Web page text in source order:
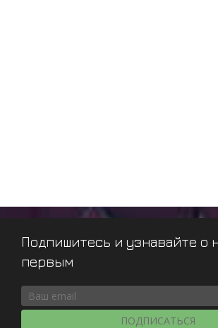
Подпишитесь и узнавайте о
первым
ПОДПИСАТЬСЯ